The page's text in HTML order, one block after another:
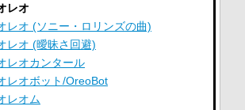
レオ
レオ (ソニー・ロリンズの曲)
レオ (曖昧さ回避)
レオカンタール
レオボット/OreoBot
レオム